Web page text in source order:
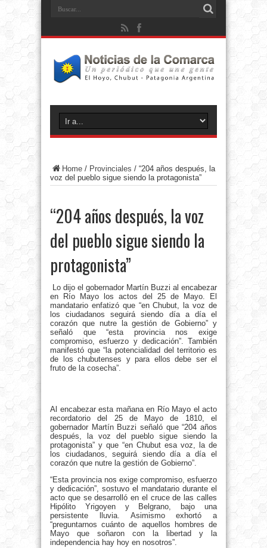
Home / Provinciales / “204 años después, la
voz del pueblo sigue siendo la protagonista”
“204 años después, la voz
del pueblo sigue siendo la
protagonista”
Lo dijo el gobernador Martín Buzzi al encabezar
en Río Mayo los actos del 25 de Mayo. El
mandatario enfatizó que “en Chubut, la voz de
los ciudadanos seguirá siendo día a día el
corazón que nutre la gestión de Gobierno” y
señaló que “esta provincia nos exige
compromiso, esfuerzo y dedicación”. También
manifestó que “la potencialidad del territorio es
de los chubutenses y para ellos debe ser el
fruto de la cosecha”.
Al encabezar esta mañana en Río Mayo el acto
recordatorio del 25 de Mayo de 1810, el
gobernador Martín Buzzi señaló que “204 años
después, la voz del pueblo sigue siendo la
protagonista” y que “en Chubut esa voz, la de
los ciudadanos, seguirá siendo día a día el
corazón que nutre la gestión de Gobierno”.
“Esta provincia nos exige compromiso, esfuerzo
y dedicación”, sostuvo el mandatario durante el
acto que se desarrolló en el cruce de las calles
Hipólito Yrigoyen y Belgrano, bajo una
persistente lluvia. Asimismo exhortó a
“preguntarnos cuánto de aquellos hombres de
Mayo que soñaron con la libertad y la
independencia hay hoy en nosotros”.